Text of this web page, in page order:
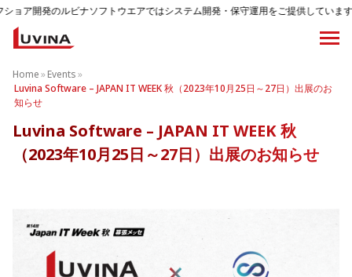
ルビナソフトウエアではシステム開発・保守運用をご提供しています。
Home»Events»
Luvina Software – JAPAN IT WEEK 秋（2023年10月25日～27日）出展のお
知らせ
Luvina Software – JAPAN IT WEEK 秋
（2023年10月25日～27日）出展のお知らせ